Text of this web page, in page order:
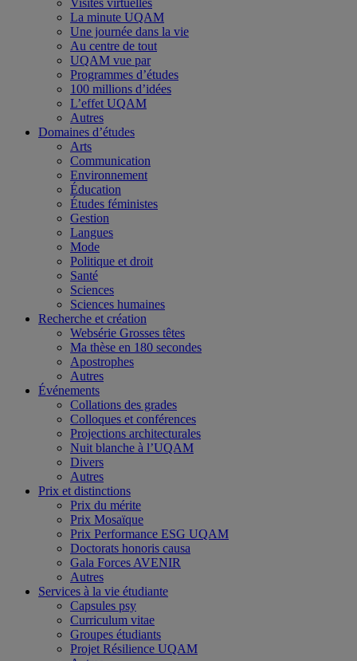
Visites virtuelles
La minute UQAM
Une journée dans la vie
Au centre de tout
UQAM vue par
Programmes d’études
100 millions d’idées
L’effet UQAM
Autres
Domaines d’études
Arts
Communication
Environnement
Éducation
Études féministes
Gestion
Langues
Mode
Politique et droit
Santé
Sciences
Sciences humaines
Recherche et création
Websérie Grosses têtes
Ma thèse en 180 secondes
Apostrophes
Autres
Événements
Collations des grades
Colloques et conférences
Projections architecturales
Nuit blanche à l’UQAM
Divers
Autres
Prix et distinctions
Prix du mérite
Prix Mosaïque
Prix Performance ESG UQAM
Doctorats honoris causa
Gala Forces AVENIR
Autres
Services à la vie étudiante
Capsules psy
Curriculum vitae
Groupes étudiants
Projet Résilience UQAM